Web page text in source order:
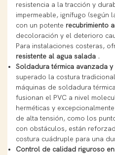
resistencia a la tracción y
impermeable, ignífugo (según
con un potente recubrimiento
decoloración y el deterioro
Para instalaciones costeras,
resistente al agua salada.
Soldadura térmica avanzada
superado la costura
máquinas de soldadura
fusionan el PVC a nivel
herméticas y
de alta tensión, como los
con obstáculos, están
costura cuádruple para una
Control de calidad riguroso